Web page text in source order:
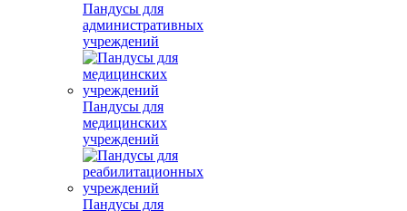
Пандусы для
административных
учреждений
Пандусы для
медицинских
учреждений
Пандусы для